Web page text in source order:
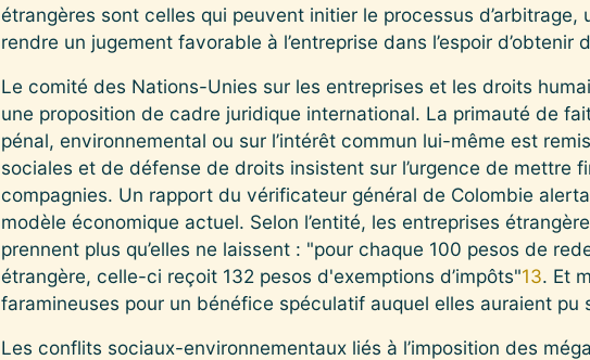
étrangères sont celles qui peuvent initier le processus d’arbitrage,
rendre un jugement favorable à l’entreprise dans l’espoir d’obtenir
Le comité des Nations-Unies sur les entreprises et les droits
une proposition de cadre juridique international. La primauté de
pénal, environnemental ou sur l’intérêt commun lui-même est
sociales et de défense de droits insistent sur l’urgence de mettre
compagnies. Un rapport du vérificateur général de Colombie
modèle économique actuel. Selon l’entité, les entreprises
prennent plus qu’elles ne laissent : "pour chaque 100 pesos de
étrangère, celle-ci reçoit 132 pesos d'exemptions d’impôts"13. Et
faramineuses pour un bénéfice spéculatif auquel elles auraient pu
Les conflits sociaux-environnementaux liés à l’imposition des